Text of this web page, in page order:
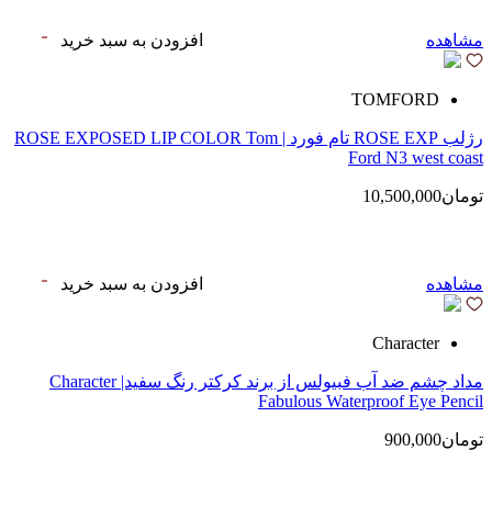
مشاهده افزودن به سبد خرید
TOMFORD
رژلب ROSE EXP تام فورد | ROSE EXPOSED LIP COLOR Tom
Ford N3 west coast
تومان10,500,000
مشاهده افزودن به سبد خرید
Character
مداد چشم ضد آب فبیولس از برند کرکتر رنگ سفید| Character
Fabulous Waterproof Eye Pencil
تومان900,000